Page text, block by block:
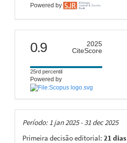
Powered by
citescore
0.9
2025
CiteScore
25rd percentil
Powered by
Taxas
Período: 1 jan 2025 - 31 dec 2025
Primeira decisão editorial: 21 dias